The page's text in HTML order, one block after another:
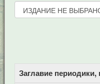
Заглавие